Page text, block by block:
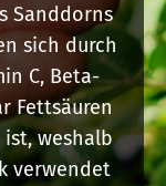
Sanddorns
sich durch
C, Beta-
Fettsäuren
weshalb
verwendet